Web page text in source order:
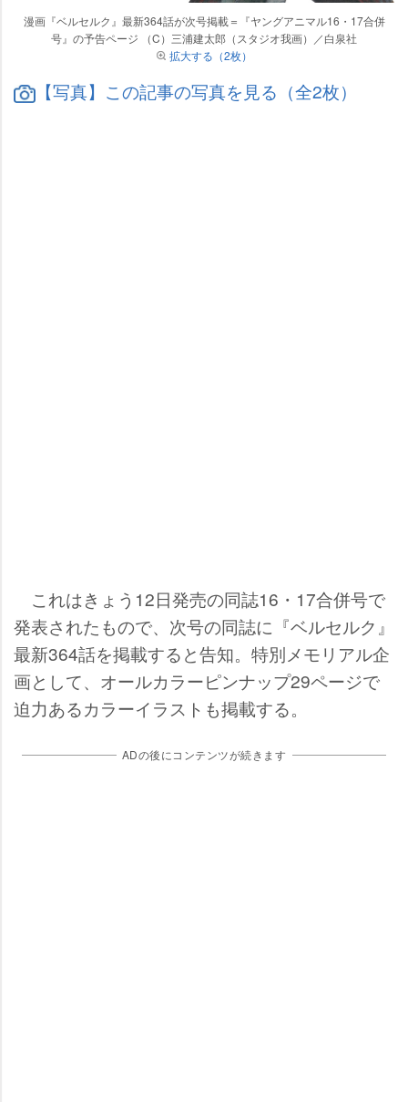
漫画『ベルセルク』最新364話が次号掲載＝『ヤングアニマル16・17合併
号』の予告ページ （C）三浦建太郎（スタジオ我画）／白泉社
拡大する（2枚）
【写真】この記事の写真を見る（全2枚）
これはきょう12日発売の同誌16・17合併号で
発表されたもので、次号の同誌に『ベルセルク』
最新364話を掲載すると告知。特別メモリアル企
画として、オールカラーピンナップ29ページで
迫力あるカラーイラストも掲載する。
ADの後にコンテンツが続きます